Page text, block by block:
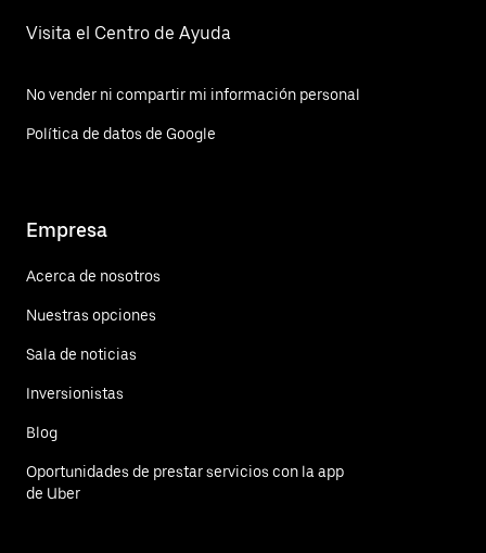
Visita el Centro de Ayuda
No vender ni compartir mi información personal
Política de datos de Google
Empresa
Acerca de nosotros
Nuestras opciones
Sala de noticias
Inversionistas
Blog
Oportunidades de prestar servicios con la app
de Uber